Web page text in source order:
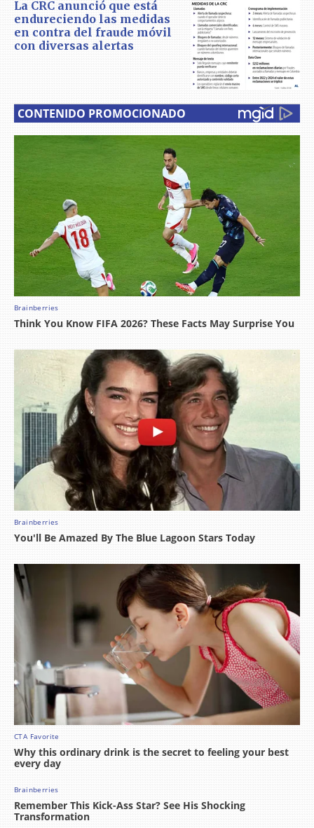
La CRC anunció que está
endureciendo las medidas
en contra del fraude móvil
con diversas alertas